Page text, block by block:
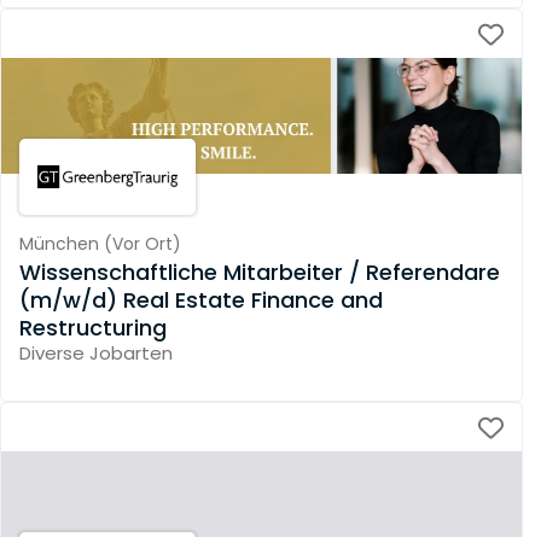
München (Vor Ort)
Wissenschaftliche Mitarbeiter / Referendare
(m/w/d) Real Estate Finance and
Restructuring
Diverse Jobarten